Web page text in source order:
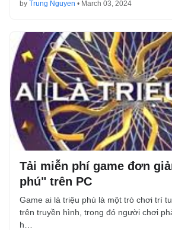
by Trung Nguyen • March 03, 2024
Tải miễn phí game đơn
phú" trên PC
Game ai là triệu phú là một trò chơi trí
trên truyền hình, trong đó người chơi
h…